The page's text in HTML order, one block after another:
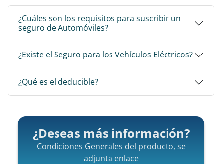
¿Cuáles son los requisitos para suscribir un
seguro de Automóviles?
¿Existe el Seguro para los Vehículos Eléctricos?
¿Qué es el deducible?
¿Deseas más información?
Condiciones Generales del producto, se
adjunta enlace